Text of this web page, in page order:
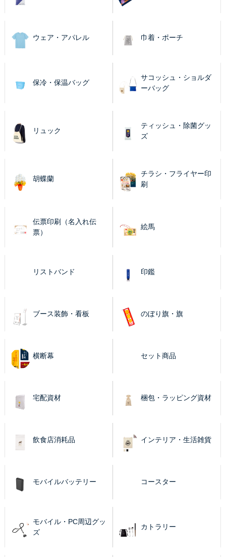
ウェア・アパレル 巾着・ポーチ
保冷・保温バッグ
サコッシュ・ショルダ
ーバッグ
リュック
ティッシュ・除菌グッ
ズ
胡蝶蘭
チラシ・フライヤー印
刷
伝票印刷（名入れ伝
票）
絵馬
リストバンド 印鑑
ブース装飾・看板 のぼり旗・旗
横断幕 セット商品
宅配資材 梱包・ラッピング資材
飲食店消耗品 インテリア・生活雑貨
モバイルバッテリー コースター
モバイル・PC周辺グッ
ズ
カトラリー